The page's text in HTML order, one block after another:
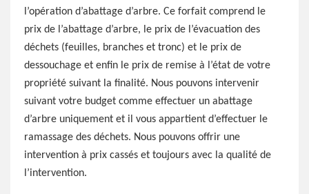
l’opération d’abattage d’arbre. Ce forfait comprend le
prix de l’abattage d’arbre, le prix de l’évacuation des
déchets (feuilles, branches et tronc) et le prix de
dessouchage et enfin le prix de remise à l’état de votre
propriété suivant la finalité. Nous pouvons intervenir
suivant votre budget comme effectuer un abattage
d’arbre uniquement et il vous appartient d’effectuer le
ramassage des déchets. Nous pouvons offrir une
intervention à prix cassés et toujours avec la qualité de
l’intervention.